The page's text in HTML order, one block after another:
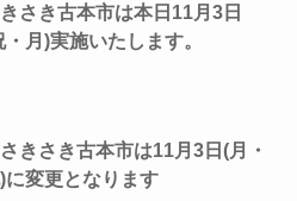
さき古本市は本日11月3日
・月)実施いたします。
きさき古本市は11月3日(月・
に変更となります